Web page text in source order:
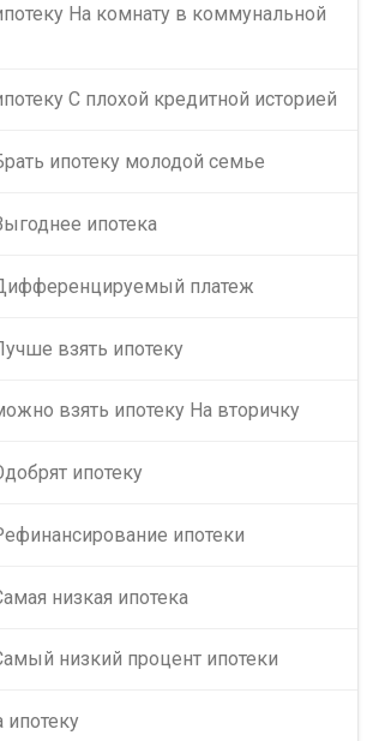
На комнату в коммунальной
С плохой кредитной историей
ипотеку молодой семье
ипотека
платеж
взять ипотеку
взять ипотеку На вторичку
ипотеку
ипотеки
низкая ипотека
низкий процент ипотеки
ипотеку